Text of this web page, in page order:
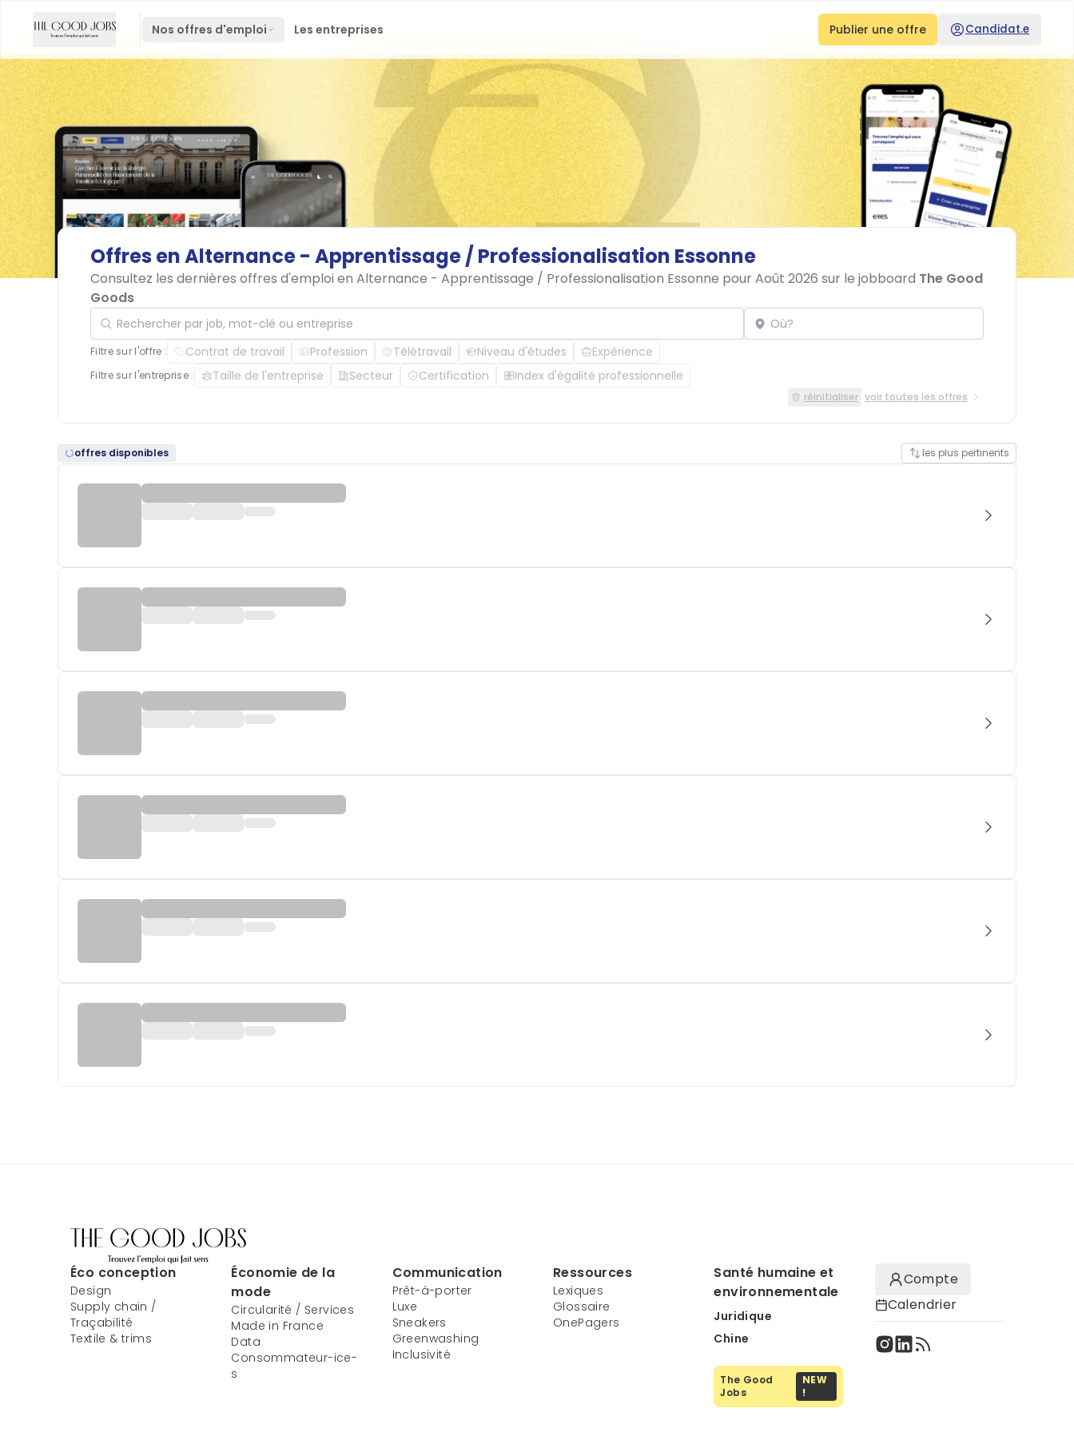
Nos offres d'emploi Les entreprises Publier une offre Candidat.e
Offres enAlternance- Apprentissage/ Professionalisation Essonne
Consultez les dernières offres d'emploi en Alternance - Apprentissage / Professionalisation Essonne pour Août 2026 sur le jobboard The Good
Goods
Rechercher par job, mot-clé ou entreprise Localisation
Filtre sur l'offre : Contrat de travail Profession Télétravail Niveau d'études Expérience
Filtre sur l'entreprise : Taille de l'entreprise Secteur Certification Index d'égalité professionnelle
réinitialiser voir toutes les offres
offres disponibles les plus pertinents
Éco conception
Design
Supply chain /
Traçabilité
Textile & trims
Économie de la
mode
Circularité / Services
Made in France
Data
Consommateur-ice-
s
Communication
Prêt-à-porter
Luxe
Sneakers
Greenwashing
Inclusivité
Ressources
Lexiques
Glossaire
OnePagers
Santé humaine et
environnementale
Juridique
Chine
The Good
Jobs
NEW
!
Compte
Calendrier